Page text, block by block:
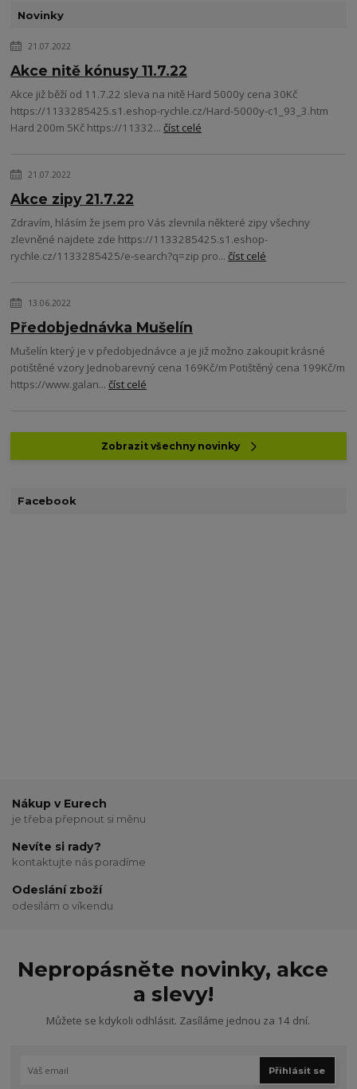
Novinky
21.07.2022
Akce nitě kónusy 11.7.22
Akce již běží od 11.7.22 sleva na nitě Hard 5000y cena 30Kč
https://1133285425.s1.eshop-rychle.cz/Hard-5000y-c1_93_3.htm
Hard 200m 5Kč https://11332...číst celé
21.07.2022
Akce zipy 21.7.22
Zdravím, hlásím že jsem pro Vás zlevnila některé zipy všechny
zlevněné najdete zde https://1133285425.s1.eshop-
rychle.cz/1133285425/e-search?q=zip pro...číst celé
13.06.2022
Předobjednávka Mušelín
Mušelín který je v předobjednávce a je již možno zakoupit krásné
potištěné vzory Jednobarevný cena 169Kč/m Potištěný cena 199Kč/m
https://www.galan...číst celé
Zobrazit všechny novinky
Facebook
Nákup v Eurech
je třeba přepnout si měnu
Nevíte si rady?
kontaktujte nás poradíme
Odeslání zboží
odesílám o víkendu
Nepropásněte novinky, akce
a slevy!
Můžete se kdykoli odhlásit. Zasíláme jednou za 14 dní.
Přihlásit se